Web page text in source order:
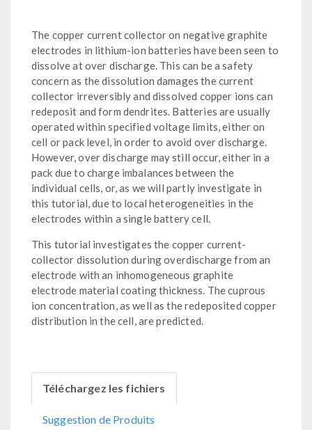
The copper current collector on negative graphite
electrodes in lithium-ion batteries have been seen to
dissolve at over discharge. This can be a safety
concern as the dissolution damages the current
collector irreversibly and dissolved copper ions can
redeposit and form dendrites. Batteries are usually
operated within specified voltage limits, either on
cell or pack level, in order to avoid over discharge.
However, over discharge may still occur, either in a
pack due to charge imbalances between the
individual cells, or, as we will partly investigate in
this tutorial, due to local heterogeneities in the
electrodes within a single battery cell.
This tutorial investigates the copper current-
collector dissolution during overdischarge from an
electrode with an inhomogeneous graphite
electrode material coating thickness. The cuprous
ion concentration, as well as the redeposited copper
distribution in the cell, are predicted.
Téléchargez les fichiers
Suggestion de Produits